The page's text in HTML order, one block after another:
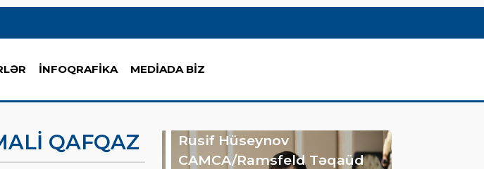
İNFOQRAFİKA MEDİADA BİZ
QAFQAZ
Rusif Hüseynov
CAMCA/Ramsfeld Təqaüd